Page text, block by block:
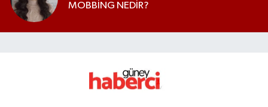
MOBBİNG NEDİR?